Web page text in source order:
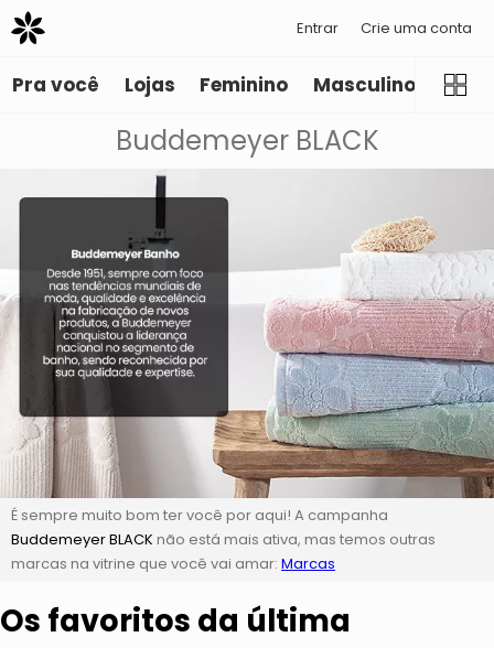
Entrar Crie uma conta
Pra você Lojas Feminino Masculino
Buddemeyer BLACK
É sempre muito bom ter você por aqui! A campanha
Buddemeyer BLACK não está mais ativa, mas temos outras
marcas na vitrine que você vai amar: Marcas
Os favoritos da última